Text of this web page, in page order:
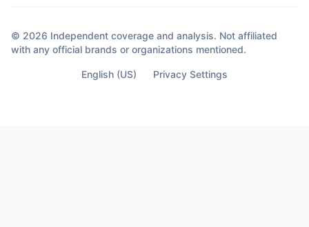
© 2026 Independent coverage and analysis. Not affiliated
with any official brands or organizations mentioned.
English (US) Privacy Settings